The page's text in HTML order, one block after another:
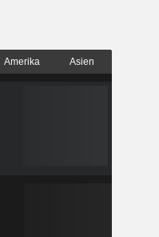
Amerika Asien